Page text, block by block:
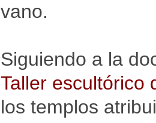
vano.
Siguiendo a la
Taller escultórico
los templos